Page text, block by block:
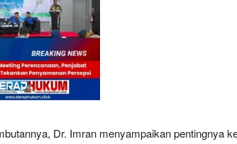
Dr. Imran menyampaikan pentingnya